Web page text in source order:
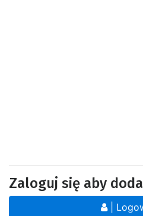
Zaloguj się aby
|